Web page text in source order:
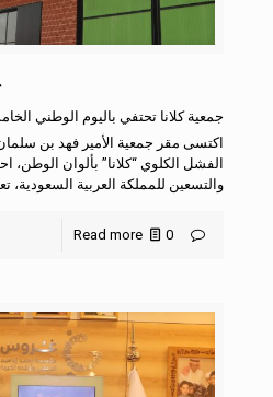
جمعية كلانا تحتفي باليوم الوطني
اكتسى مقر جمعية الأمير فهد بن
الفشل الكلوي “كلانا” بألوان الوطن،
والتسعين للمملكة العربية السعودية،
0
Read more